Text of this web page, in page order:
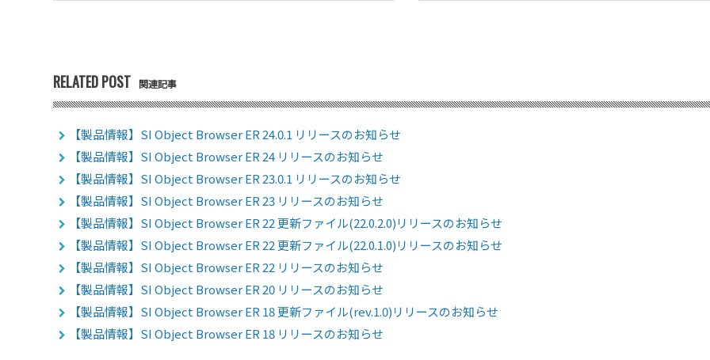
RELATED POST 関連記事
【製品情報】SI Object Browser ER 24.0.1 リリースのお知らせ
【製品情報】SI Object Browser ER 24 リリースのお知らせ
【製品情報】SI Object Browser ER 23.0.1 リリースのお知らせ
【製品情報】SI Object Browser ER 23 リリースのお知らせ
【製品情報】SI Object Browser ER 22 更新ファイル(22.0.2.0)リリースのお知らせ
【製品情報】SI Object Browser ER 22 更新ファイル(22.0.1.0)リリースのお知らせ
【製品情報】SI Object Browser ER 22 リリースのお知らせ
【製品情報】SI Object Browser ER 20 リリースのお知らせ
【製品情報】SI Object Browser ER 18 更新ファイル(rev.1.0)リリースのお知らせ
【製品情報】SI Object Browser ER 18 リリースのお知らせ